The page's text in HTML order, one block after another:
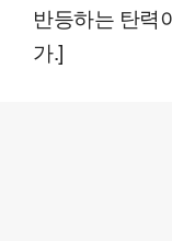
반등하는 탄력
가.]